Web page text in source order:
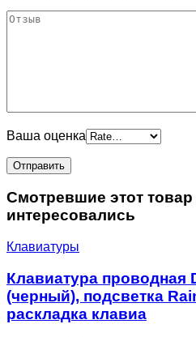
Ваша оценка
Смотревшие этот товар
интересовались
Клавиатуры
Клавиатура проводная
(черный), подсветка
раскладка клавиа